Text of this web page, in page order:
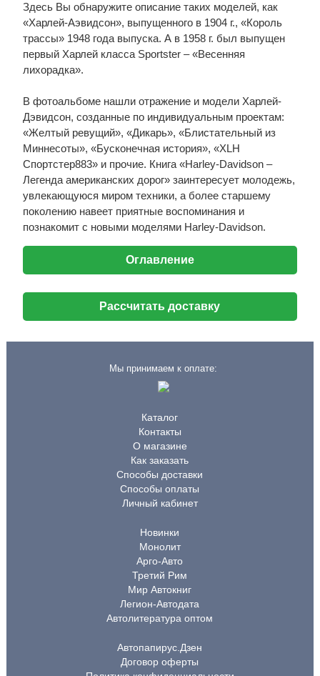
Здесь Вы обнаружите описание таких моделей, как
«Харлей-Аэвидсон», выпущенного в 1904 г., «Король
трассы» 1948 года выпуска. А в 1958 г. был выпущен
первый Харлей класса Sportster – «Весенняя
лихорадка».
В фотоальбоме нашли отражение и модели Харлей-
Дэвидсон, созданные по индивидуальным проектам:
«Желтый ревущий», «Дикарь», «Блистательный из
Миннесоты», «Бусконечная история», «XLH
Спортстер883» и прочие. Книга «Harley-Davidson –
Легенда американских дорог» заинтересует молодежь,
увлекающуюся миром техники, а более старшему
поколению навеет приятные воспоминания и
познакомит с новыми моделями Harley-Davidson.
Оглавление
Рассчитать доставку
Мы принимаем к оплате:
Каталог
Контакты
О магазине
Как заказать
Способы доставки
Способы оплаты
Личный кабинет
Новинки
Монолит
Арго-Авто
Третий Рим
Мир Автокниг
Легион-Автодата
Автолитература оптом
Автопапирус.Дзен
Договор оферты